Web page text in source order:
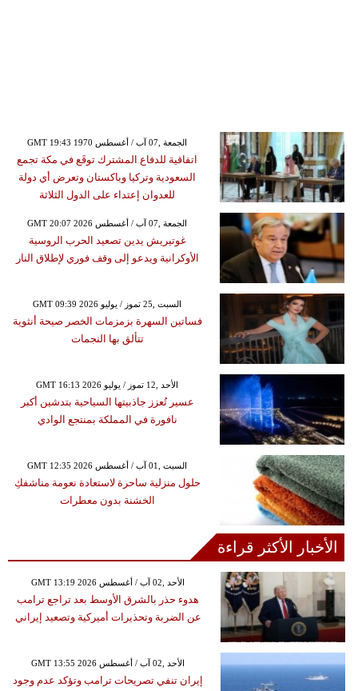
GMT 19:43 1970 الجمعة ,07 آب / أغسطس
اتفاقية للدفاع المشترك توقَع في مكة تجمع
السعودية وتركيا وباكستان وتعرض أي دولة
للعدوان إعتداء على الدول الثلاثة
GMT 20:07 2026 الجمعة ,07 آب / أغسطس
غوتيريش يدين تصعيد الحرب الروسية
الأوكرانية ويدعو إلى وقف فوري لإطلاق النار
GMT 09:39 2026 السبت ,25 تموز / يوليو
فساتين السهرة بزمزمات الخصر صيحة أنثوية
تتألق بها النجمات
GMT 16:13 2026 الأحد ,12 تموز / يوليو
عسير تُعزز جاذبيتها السياحية بتدشين أكبر
نافورة في المملكة بمنتجع الوادي
GMT 12:35 2026 السبت ,01 آب / أغسطس
حلول منزلية ساحرة لاستعادة نعومة مناشفكِ
الخشنة بدون معطرات
الأخبار الأكثر قراءة
GMT 13:19 2026 الأحد ,02 آب / أغسطس
هدوء حذر بالشرق الأوسط بعد تراجع ترامب
عن الضربة وتحذيرات أميركية وتصعيد إيراني
GMT 13:55 2026 الأحد ,02 آب / أغسطس
إيران تنفي تصريحات ترامب وتؤكد عدم وجود